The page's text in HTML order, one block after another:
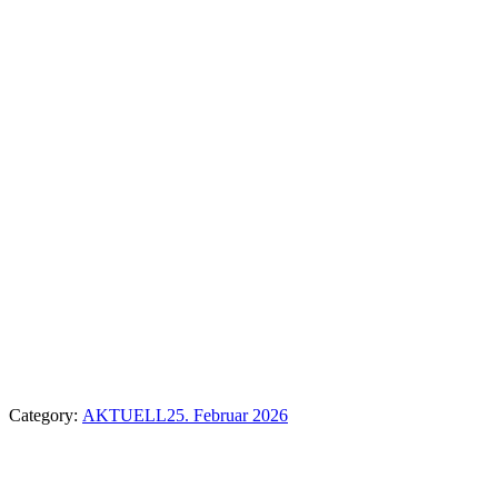
Category: AKTUELL25. Februar 2026